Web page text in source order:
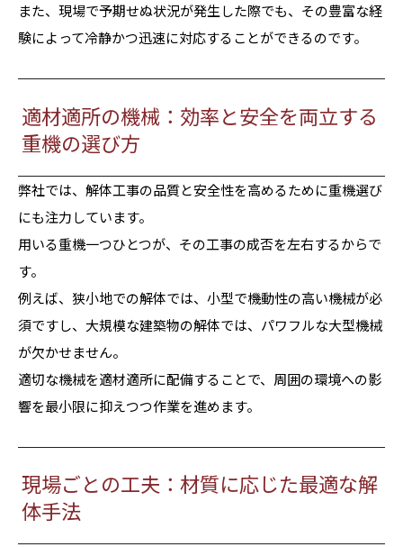
また、現場で予期せぬ状況が発生した際でも、その豊富な経
験によって冷静かつ迅速に対応することができるのです。
適材適所の機械：効率と安全を両立する
重機の選び方
弊社では、解体工事の品質と安全性を高めるために重機選び
にも注力しています。
用いる重機一つひとつが、その工事の成否を左右するからで
す。
例えば、狭小地での解体では、小型で機動性の高い機械が必
須ですし、大規模な建築物の解体では、パワフルな大型機械
が欠かせません。
適切な機械を適材適所に配備することで、周囲の環境への影
響を最小限に抑えつつ作業を進めます。
現場ごとの工夫：材質に応じた最適な解
体手法